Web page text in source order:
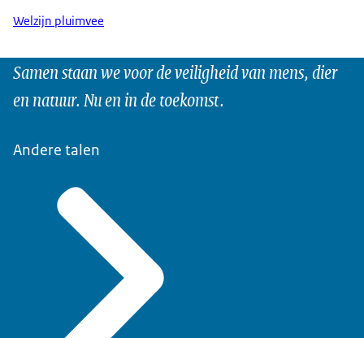
Welzijn pluimvee
Samen staan we voor de veiligheid van mens, dier
en natuur. Nu en in de toekomst.
Andere talen